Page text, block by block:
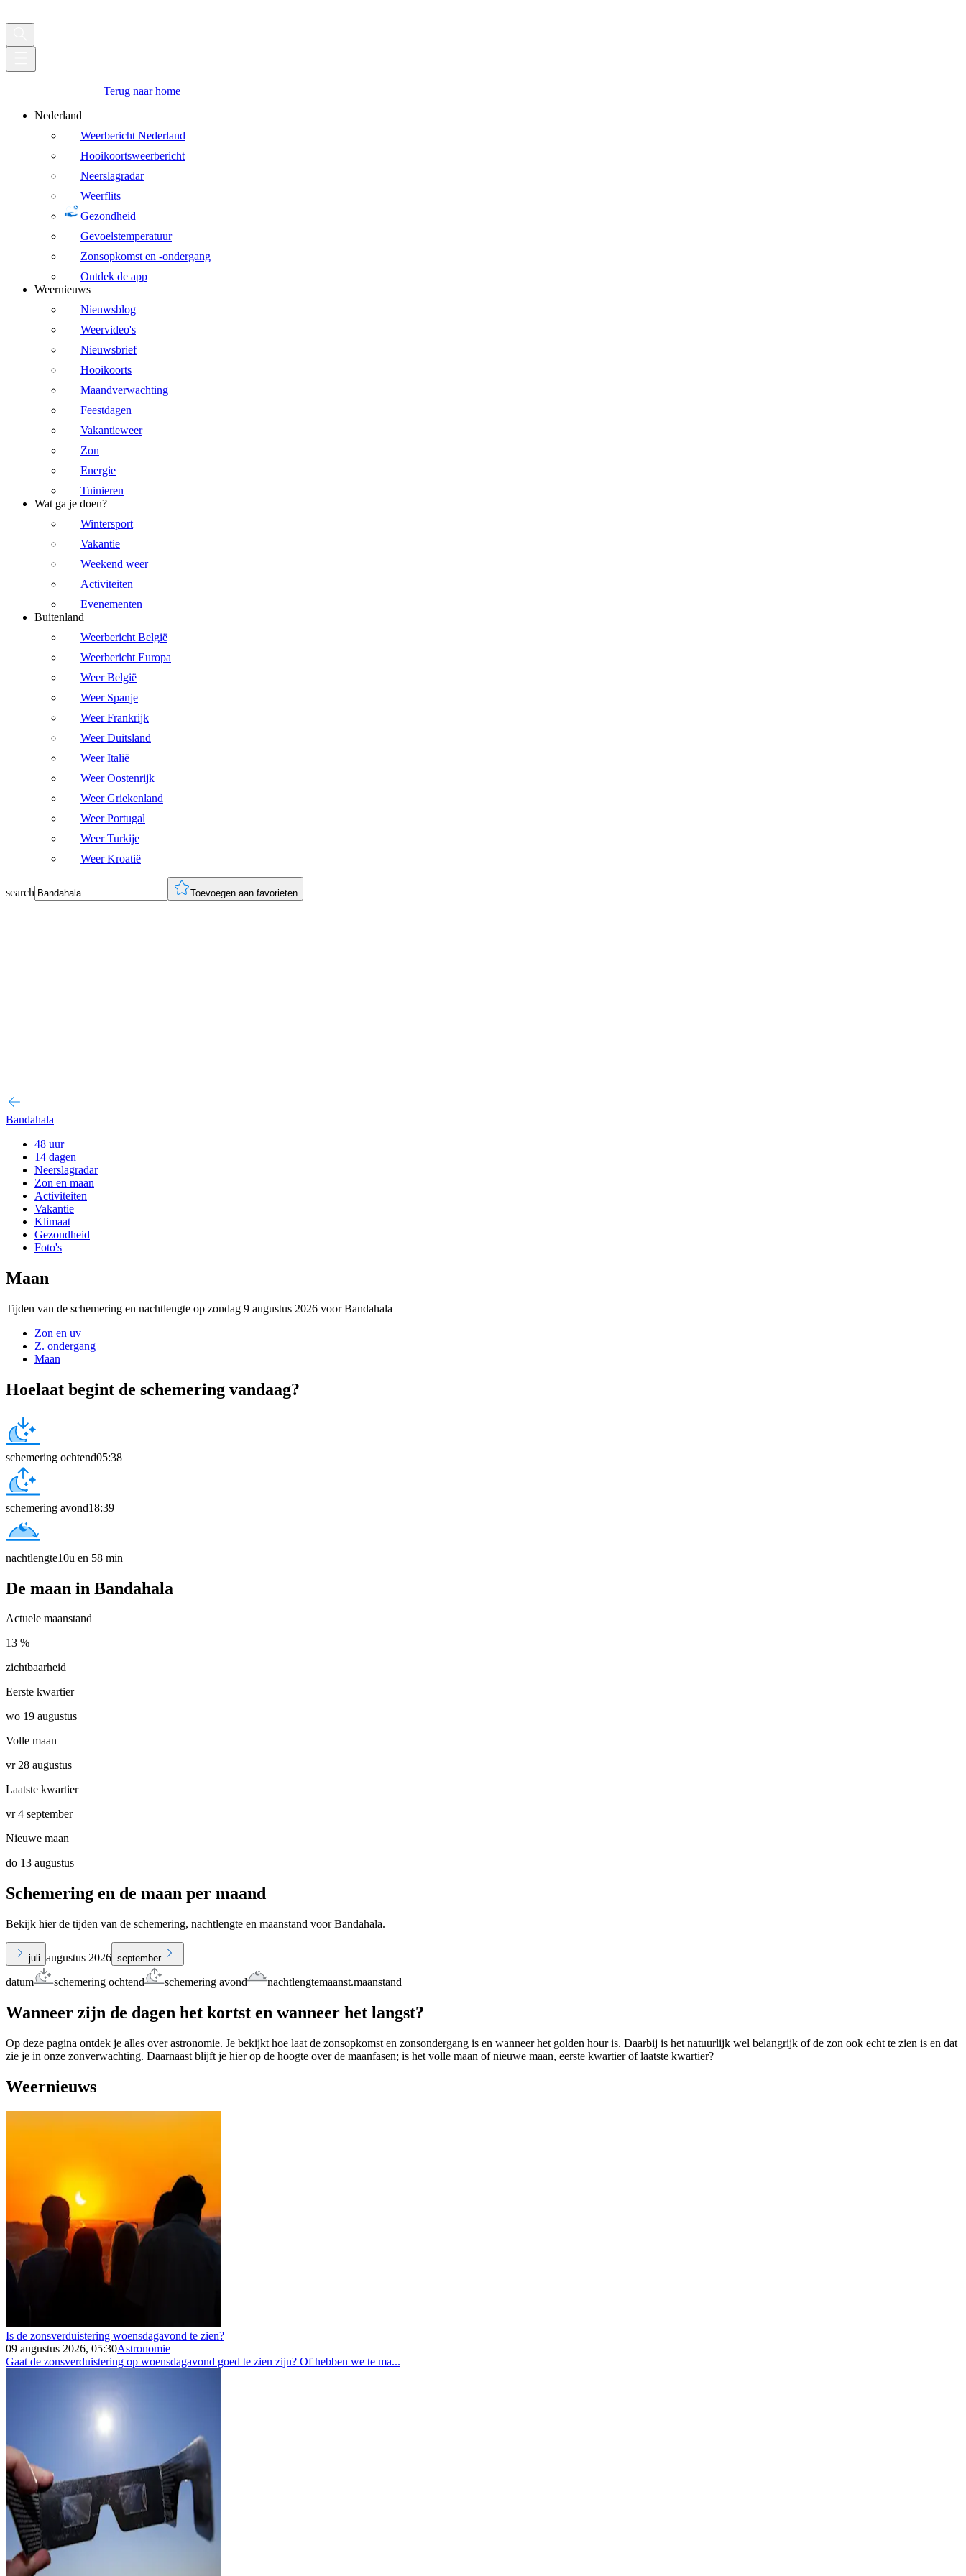
Terug naar home
Nederland
Weerbericht Nederland
Hooikoortsweerbericht
Neerslagradar
Weerflits
Gezondheid
Gevoelstemperatuur
Zonsopkomst en -ondergang
Ontdek de app
Weernieuws
Nieuwsblog
Weervideo's
Nieuwsbrief
Hooikoorts
Maandverwachting
Feestdagen
Vakantieweer
Zon
Energie
Tuinieren
Wat ga je doen?
Wintersport
Vakantie
Weekend weer
Activiteiten
Evenementen
Buitenland
Weerbericht België
Weerbericht Europa
Weer België
Weer Spanje
Weer Frankrijk
Weer Duitsland
Weer Italië
Weer Oostenrijk
Weer Griekenland
Weer Portugal
Weer Turkije
Weer Kroatië
search Toevoegen aan favorieten
Bandahala
48 uur
14 dagen
Neerslagradar
Zon en maan
Activiteiten
Vakantie
Klimaat
Gezondheid
Foto's
Maan
Tijden van de schemering en nachtlengte op zondag 9 augustus 2026 voor Bandahala
Zon en uv
Z. ondergang
Maan
Hoelaat begint de schemering vandaag?
schemering ochtend05:38
schemering avond18:39
nachtlengte10u en 58 min
De maan in Bandahala
Actuele maanstand
13 %
zichtbaarheid
Eerste kwartier
wo 19 augustus
Volle maan
vr 28 augustus
Laatste kwartier
vr 4 september
Nieuwe maan
do 13 augustus
Schemering en de maan per maand
Bekijk hier de tijden van de schemering, nachtlengte en maanstand voor Bandahala.
juli augustus 2026 september
datum schemering ochtend schemering avond nachtlengtemaanst.maanstand
Wanneer zijn de dagen het kortst en wanneer het langst?
Op deze pagina ontdek je alles over astronomie. Je bekijkt hoe laat de zonsopkomst en zonsondergang is en wanneer het golden hour is. Daarbij is het natuurlijk wel belangrijk of de zon ook echt te zien is en dat
zie je in onze zonverwachting. Daarnaast blijft je hier op de hoogte over de maanfasen; is het volle maan of nieuwe maan, eerste kwartier of laatste kwartier?
Weernieuws
Is de zonsverduistering woensdagavond te zien?
09 augustus 2026, 05:30Astronomie
Gaat de zonsverduistering op woensdagavond goed te zien zijn? Of hebben we te ma...